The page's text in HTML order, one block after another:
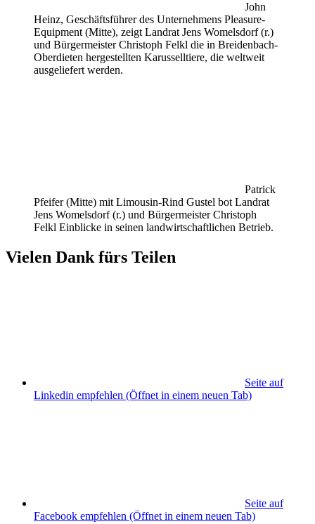
John
Heinz, Geschäftsführer des Unternehmens Pleasure-
Equipment (Mitte), zeigt Landrat Jens Womelsdorf (r.)
und Bürgermeister Christoph Felkl die in Breidenbach-
Oberdieten hergestellten Karusselltiere, die weltweit
ausgeliefert werden.
Patrick
Pfeifer (Mitte) mit Limousin-Rind Gustel bot Landrat
Jens Womelsdorf (r.) und Bürgermeister Christoph
Felkl Einblicke in seinen landwirtschaftlichen Betrieb.
Vielen Dank fürs Teilen
Seite auf
Linkedin empfehlen (Öffnet in einem neuen Tab)
Seite auf
Facebook empfehlen (Öffnet in einem neuen Tab)